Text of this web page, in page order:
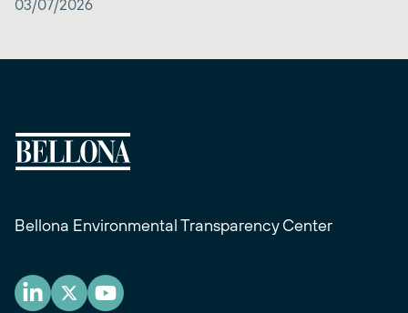
03/07/2026
Bellona Environmental Transparency Center